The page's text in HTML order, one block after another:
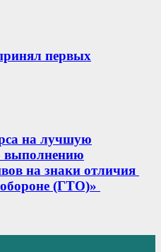
первых
на лучшую
выполнению
на знаки отличия
(ГТО)»